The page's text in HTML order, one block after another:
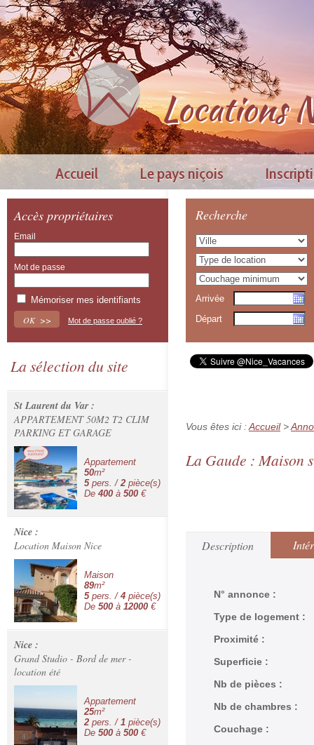
Locations
Accueil Le pays niçois
Recherche
Arrivée
Départ
Vous êtes ici :Accueil>
La Gaude : Maison
Description
N° annonce :
Type de logement :
Proximité :
Superficie :
Nb de pièces :
Nb de chambres :
Couchage :
Accès propriétaires
Email
Mot de passe
Mémoriser mes identifiants
Mot de passe oublié ?
La sélection du site
St Laurent du Var :
APPARTEMENT 50M2 T2 CLIM
PARKING ET GARAGE
Appartement
50m²
5pers. / 2 pièce(s)
De 400 à 500 €
Nice :
Location Maison Nice
Maison
89m²
5pers. / 4 pièce(s)
De 500 à 12000 €
Nice :
Grand Studio - Bord de mer -
location été
Appartement
25m²
2 pers. / 1 pièce(s)
De 500 à 500 €